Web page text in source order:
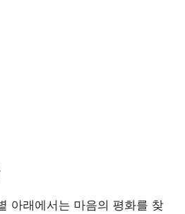
아래에서는 마음의 평화를 찾